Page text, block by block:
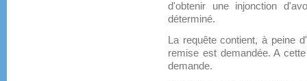
d'obtenir une injonction
déterminé.
La requête contient, à peine
remise est demandée. A
demande.